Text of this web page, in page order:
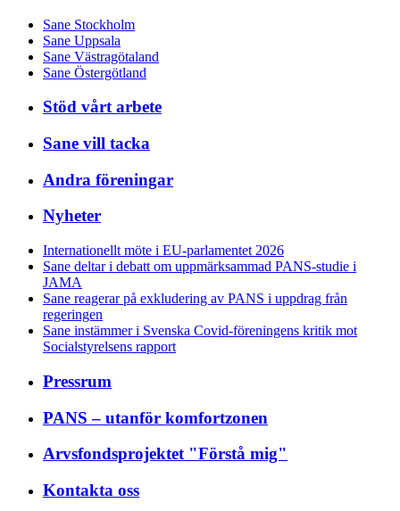
Sane Stockholm
Sane Uppsala
Sane Västragötaland
Sane Östergötland
Stöd vårt arbete
Sane vill tacka
Andra föreningar
Nyheter
Internationellt möte i EU-parlamentet 2026
Sane deltar i debatt om uppmärksammad PANS-studie i
JAMA
Sane reagerar på exkludering av PANS i uppdrag från
regeringen
Sane instämmer i Svenska Covid-föreningens kritik mot
Socialstyrelsens rapport
Pressrum
PANS – utanför komfortzonen
Arvsfondsprojektet "Förstå mig"
Kontakta oss